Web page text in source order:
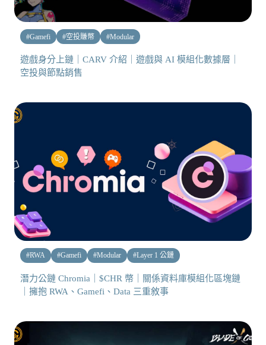
#Gamefi #空投賺幣 #Modular
遊戲身分上鏈｜CARV 介紹｜遊戲與 AI 模組化數據層｜
空投與節點銷售
#RWA #Gamefi #Modular #Layer 1 公鏈
潛力公鏈 Chromia｜$CHR 幣｜關係資料庫模組化區塊鏈
｜擁抱 RWA、Gamefi、Data 三重敘事